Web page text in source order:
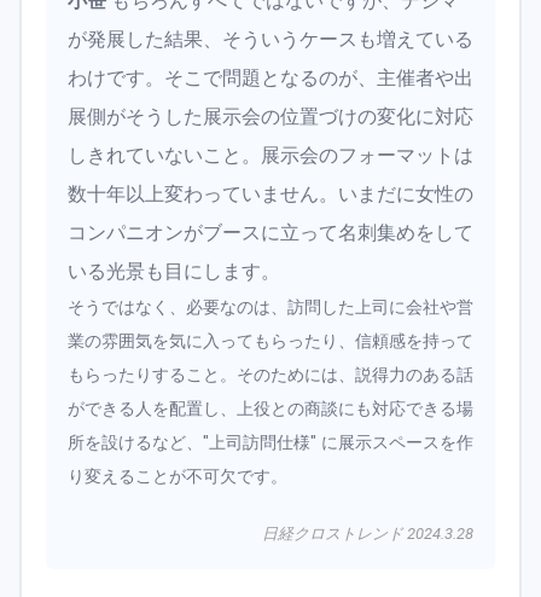
が発展した結果、そういうケースも増えている
わけです。そこで問題となるのが、主催者や出
展側がそうした展示会の位置づけの変化に対応
しきれていないこと。展示会のフォーマットは
数十年以上変わっていません。いまだに女性の
コンパニオンがブースに立って名刺集めをして
いる光景も目にします。
そうではなく、必要なのは、訪問した上司に会社や営
業の雰囲気を気に入ってもらったり、信頼感を持って
もらったりすること。そのためには、説得力のある話
ができる人を配置し、上役との商談にも対応できる場
所を設けるなど、"上司訪問仕様" に展示スペースを作
り変えることが不可欠です。
日経クロストレンド 2024.3.28